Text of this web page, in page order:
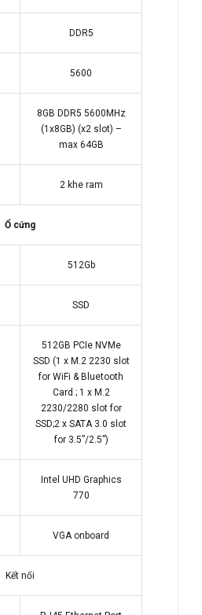
DDR5
5600
8GB DDR5 5600MHz
(1x8GB) (x2 slot) –
max 64GB
2 khe ram
Ổ cứng
512Gb
SSD
512GB PCIe NVMe
SSD (1 x M.2 2230 slot
for WiFi & Bluetooth
Card ; 1 x M.2
2230/2280 slot for
SSD;2 x SATA 3.0 slot
for 3.5”/2.5”)
Intel UHD Graphics
770
VGA onboard
Kết nối